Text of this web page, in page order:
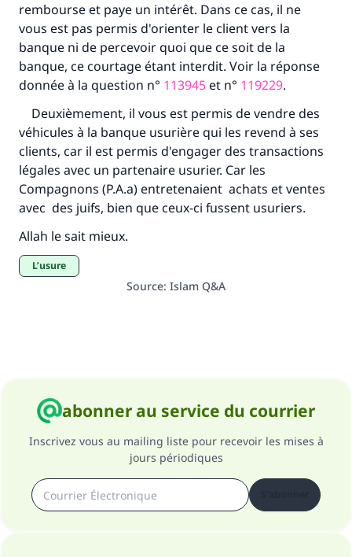
rembourse et paye un intérêt. Dans ce cas, il ne
vous est pas permis d'orienter le client vers la
banque ni de percevoir quoi que ce soit de la
banque, ce courtage étant interdit. Voir la réponse
donnée à la question n° 113945 et n° 119229.
Deuxièmement, il vous est permis de vendre des
véhicules à la banque usurière qui les revend à ses
clients, car il est permis d'engager des transactions
légales avec un partenaire usurier. Car les
Compagnons (P.A.a) entretenaient achats et ventes
avec des juifs, bien que ceux-ci fussent usuriers.
Allah le sait mieux.
L’usure
Source: Islam Q&A
abonner au service du courrier
Inscrivez vous au mailing liste pour recevoir les mises à
jours périodiques
Le Messager d'Allah (Paix sur lui) a dit:
"Celui qui indique une bonne action obtient la
même récompense que celui qui le fait."
(MOUSLIM 1893)
Soutenez IslamQA